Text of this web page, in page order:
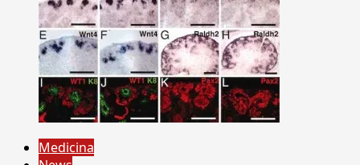
Medicina